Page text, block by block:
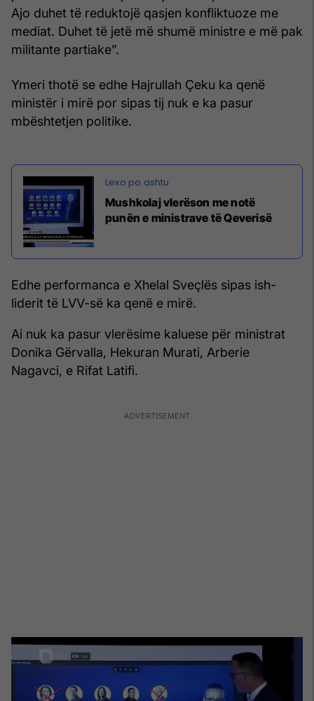
Ajo duhet të reduktojë qasjen konfliktuoze me
mediat. Duhet të jetë më shumë ministre e më pak
militante partiake”.
Ymeri thotë se edhe Hajrullah Çeku ka qenë
ministër i mirë por sipas tij nuk e ka pasur
mbështetjen politike.
Mushkolaj vlerëson me notë
punën e ministrave të Qeverisë
Edhe performanca e Xhelal Sveçlës sipas ish-
liderit të LVV-së ka qenë e mirë.
Ai nuk ka pasur vlerësime kaluese për ministrat
Donika Gërvalla, Hekuran Murati, Arberie
Nagavci, e Rifat Latifi.